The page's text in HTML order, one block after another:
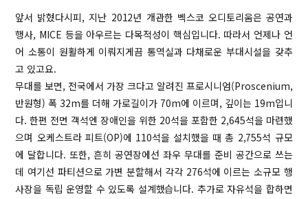
앞서 밝혔다시피, 지난 2012년 개관한 벡스코 오디토리움은 공연과
행사, MICE 등을 아우르는 다목적성이 핵심입니다. 따라서 언제나 언
어 소통이 원활하게 이뤄지게끔 통역실과 다채로운 부대시설을 갖추
고 있고요.
무대를 보면, 전국에서 가장 크다고 알려진 프로시니엄(Proscenium,
반원형) 폭 32m를 더해 가로길이가 70m에 이르며, 깊이는 19m입니
다. 한편 전면 객석엔 장애인을 위한 20석을 포함한 2,645석을 마련했
으며 오케스트라 피트(OP)에 110석을 설치했을 때 총 2,755석 규모
에 달합니다. 또한, 흔히 공연장에선 좌우 무대를 준비 공간으로 쓰는
데 여기선 파티션으로 가변 분할해서 각각 276석에 이르는 소규모 행
사장을 독립 운영할 수 있도록 설계했습니다. 추가로 자유석을 합하면